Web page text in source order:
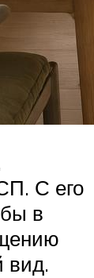
С его
в
вид.